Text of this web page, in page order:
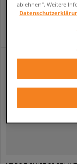
89,99 €ablehnen“. Weitere